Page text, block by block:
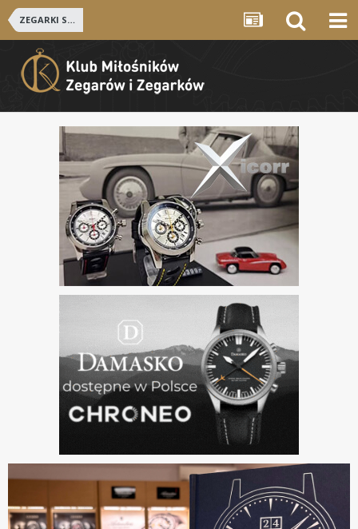
ZEGARKI SZWAJCARSKIE i NIEMIECKIE